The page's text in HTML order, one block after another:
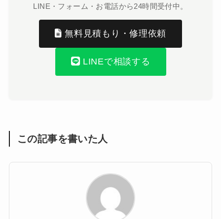
LINE・フォーム・お電話から24時間受付中。
無料見積もり・修理依頼
LINEで相談する
この記事を書いた人